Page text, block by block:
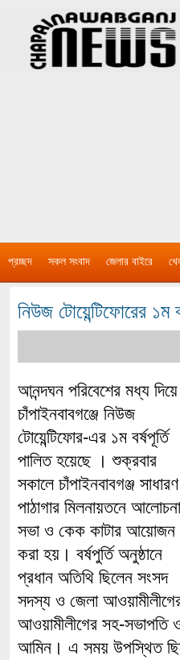
প্রচ্ছদ সকল সংবাদ জেলার বাইরে
নিউজ টোয়েন্টিফোরের ১ম
আনন্দঘন পরিবেশের মধ্য দিয়ে
চাঁপাইনবাবগঞ্জে নিউজ
টোয়েন্টিফোর-এর ১ম বর্ষপূর্তি
পালিত হয়েছে । শুক্রবার
সকালে চাঁপাইনবাবগঞ্জ সাধারণ
পাঠাগার মিলনায়তনে আলোচনা
সভা ও কেক কাটার আয়োজন
করা হয়। বর্ষপুর্তি অনুষ্ঠানে
প্রধান অতিথি ছিলেন সংসদ
সদস্য ও জেলা
আওয়ামীলীগের সহ-সভাপতি
আমিন। এ সময় উপস্থিত